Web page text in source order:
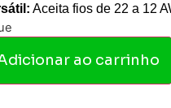
Aceita fios de 22 a 12
ao carrinho